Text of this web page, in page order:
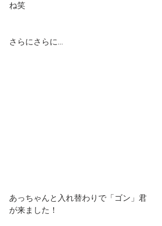
ね笑
さらにさらに…
あっちゃんと入れ替わりで「ゴン」君
が来ました！